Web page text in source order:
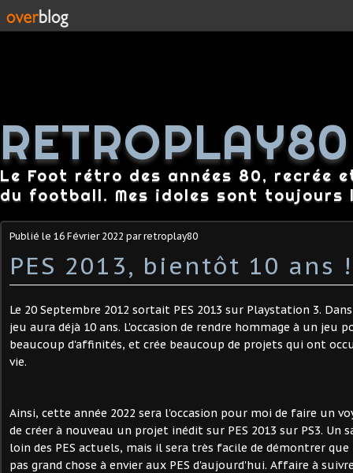
RETROPLAY80
Le Foot rétro des années 80, recrée
du football. Mes idoles sont toujours
Publié le 16 Février 2022 par retroplay80
PES 2013, bientôt 10 ans !
Le 20 Septembre 2012 sortait PES 2013 sur Playstation 3.
jeu aura déjà 10 ans. L'occasion de rendre hommage à un jeu
beaucoup d'affinités, et crée beaucoup de projets qui ont
vie.
Ainsi, cette année 2022 sera l'occasion pour moi de faire un
de créer à nouveau un projet inédit sur PES 2013 sur PS3. Un
loin des PES actuels, mais il sera très facile de démontrer que
pas grand chose à envier aux PES d'aujourd'hui. Affaire à